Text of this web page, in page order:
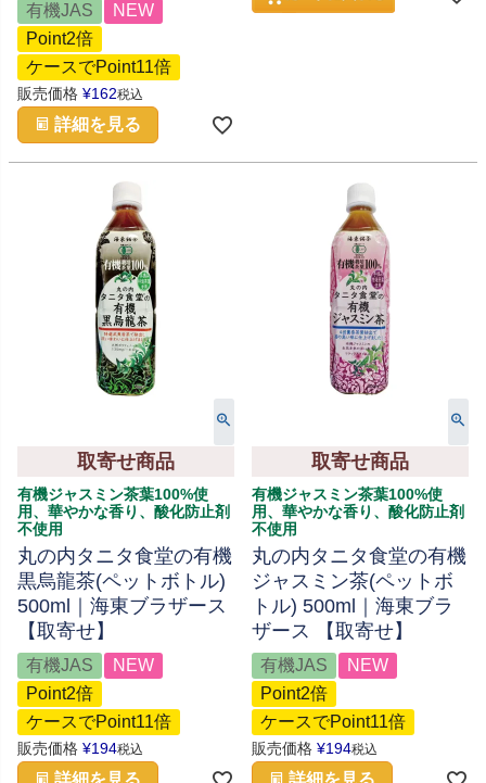
有機JAS
NEW
Point2倍
ケースでPoint11倍
販売価格 ¥162税込
詳細を見る
取寄せ商品
有機ジャスミン茶葉100%使
用、華やかな香り、酸化防止剤
不使用
丸の内タニタ食堂の有機
黒烏龍茶(ペットボトル)
500ml｜海東ブラザース
【取寄せ】
有機JAS
NEW
Point2倍
ケースでPoint11倍
販売価格 ¥194税込
取寄せ商品
有機ジャスミン茶葉100%使
用、華やかな香り、酸化防止剤
不使用
丸の内タニタ食堂の有機
ジャスミン茶(ペットボ
トル) 500ml｜海東ブラ
ザース 【取寄せ】
有機JAS
NEW
Point2倍
ケースでPoint11倍
販売価格 ¥194税込